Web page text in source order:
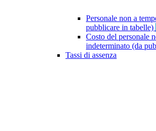
Personale non a
pubblicare in tabelle)
Costo del personale
indeterminato (da
Tassi di assenza